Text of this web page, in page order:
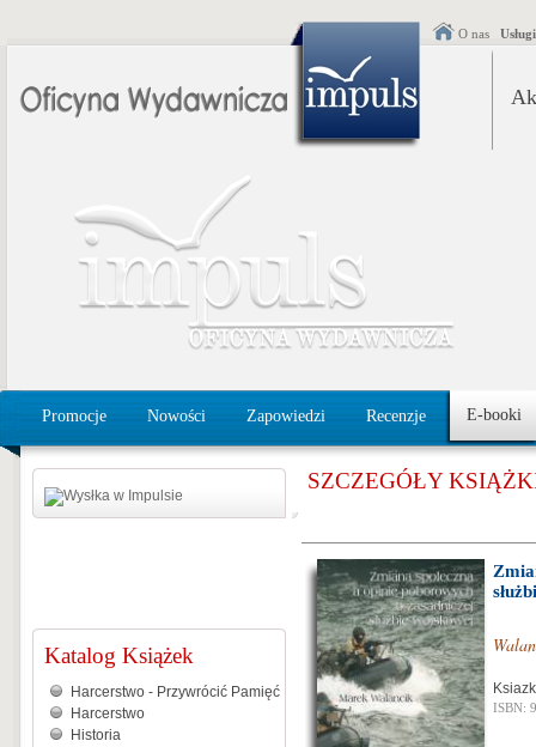
O nas
Promocje Nowości Zapowiedzi Recenzje E-booki
Katalog Książek
Harcerstwo - Przywrócić Pamięć
Harcerstwo
Historia
SZCZEGÓŁY
ISBN: